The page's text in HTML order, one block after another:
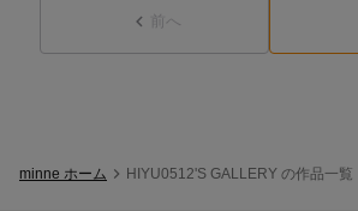
前へ
minne ホーム HIYU0512'S GALLERY の作品一覧